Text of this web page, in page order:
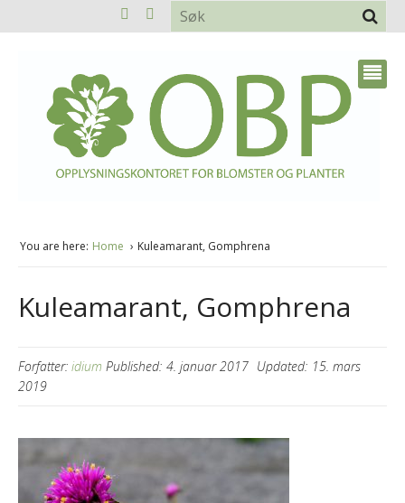
You are here: Home Kuleamarant, Gomphrena
Kuleamarant, Gomphrena
Forfatter: idium Published: 4. januar 2017 Updated: 15. mars
2019